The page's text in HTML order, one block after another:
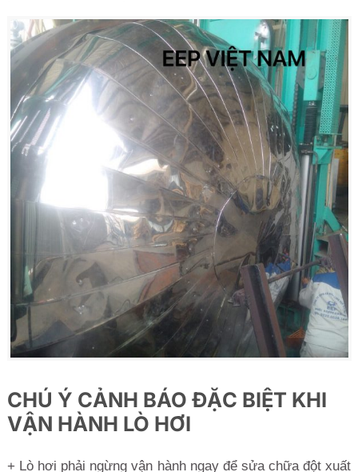
CHÚ Ý CẢNH BÁO ĐẶC BIỆT KHI
VẬN HÀNH LÒ HƠI
+ Lò hơi phải ngừng vận hành ngay để sửa chữa đột xuất